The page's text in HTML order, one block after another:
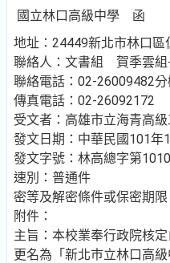
國立林口高級中學 函
地址：24449新北市林口區
聯絡人：文書組 賀季雲組
聯絡電話：02-26009482分
傳真電話：02-26092172
受文者：高雄市立海青高
發文日期：中華民國101年
發文字號：林高總字第
速別：普通件
密等及解密條件或保密期限
附件：
主旨：本校業奉行政院核
更名為「新北巿立林口高